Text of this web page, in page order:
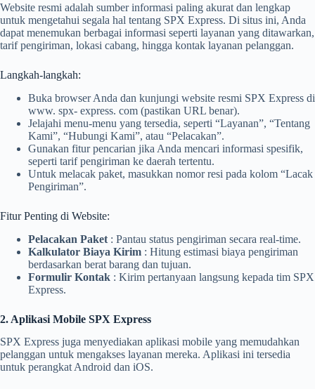
Website resmi adalah sumber informasi paling akurat dan lengkap
untuk mengetahui segala hal tentang SPX Express. Di situs ini, Anda
dapat menemukan berbagai informasi seperti layanan yang ditawarkan,
tarif pengiriman, lokasi cabang, hingga kontak layanan pelanggan.
Langkah-langkah:
Buka browser Anda dan kunjungi website resmi SPX Express di
www. spx- express. com (pastikan URL benar).
Jelajahi menu-menu yang tersedia, seperti “Layanan”, “Tentang
Kami”, “Hubungi Kami”, atau “Pelacakan”.
Gunakan fitur pencarian jika Anda mencari informasi spesifik,
seperti tarif pengiriman ke daerah tertentu.
Untuk melacak paket, masukkan nomor resi pada kolom “Lacak
Pengiriman”.
Fitur Penting di Website:
Pelacakan Paket : Pantau status pengiriman secara real-time.
Kalkulator Biaya Kirim : Hitung estimasi biaya pengiriman
berdasarkan berat barang dan tujuan.
Formulir Kontak : Kirim pertanyaan langsung kepada tim SPX
Express.
2. Aplikasi Mobile SPX Express
SPX Express juga menyediakan aplikasi mobile yang memudahkan
pelanggan untuk mengakses layanan mereka. Aplikasi ini tersedia
untuk perangkat Android dan iOS.